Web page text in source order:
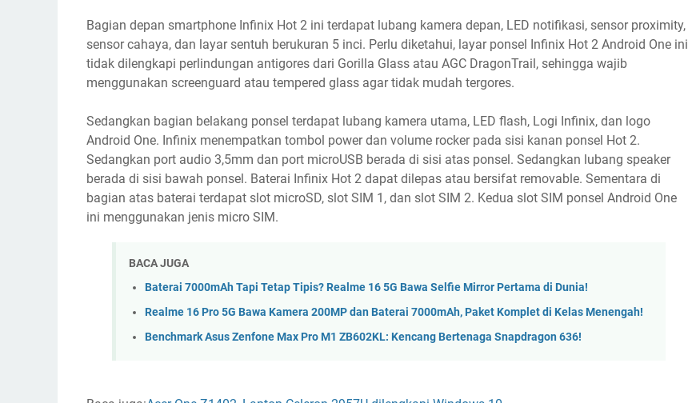
Bagian depan smartphone Infinix Hot 2 ini terdapat lubang kamera depan, LED notifikasi, sensor proximity,
sensor cahaya, dan layar sentuh berukuran 5 inci. Perlu diketahui, layar ponsel Infinix Hot 2 Android One ini
tidak dilengkapi perlindungan antigores dari Gorilla Glass atau AGC DragonTrail, sehingga wajib
menggunakan screenguard atau tempered glass agar tidak mudah tergores.
Sedangkan bagian belakang ponsel terdapat lubang kamera utama, LED flash, Logi Infinix, dan logo
Android One. Infinix menempatkan tombol power dan volume rocker pada sisi kanan ponsel Hot 2.
Sedangkan port audio 3,5mm dan port microUSB berada di sisi atas ponsel. Sedangkan lubang speaker
berada di sisi bawah ponsel. Baterai Infinix Hot 2 dapat dilepas atau bersifat removable. Sementara di
bagian atas baterai terdapat slot microSD, slot SIM 1, dan slot SIM 2. Kedua slot SIM ponsel Android One
ini menggunakan jenis micro SIM.
BACA JUGA
Baterai 7000mAh Tapi Tetap Tipis? Realme 16 5G Bawa Selfie Mirror Pertama di Dunia!
Realme 16 Pro 5G Bawa Kamera 200MP dan Baterai 7000mAh, Paket Komplet di Kelas Menengah!
Benchmark Asus Zenfone Max Pro M1 ZB602KL: Kencang Bertenaga Snapdragon 636!